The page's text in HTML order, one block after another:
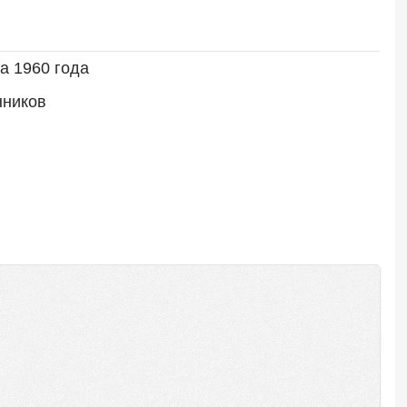
1960 года